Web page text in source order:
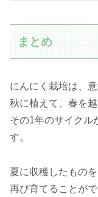
まとめ
にんにく栽培は、意
秋に植えて、春を越
その1年のサイクル
す。
夏に収穫したもの
再び育てることがで